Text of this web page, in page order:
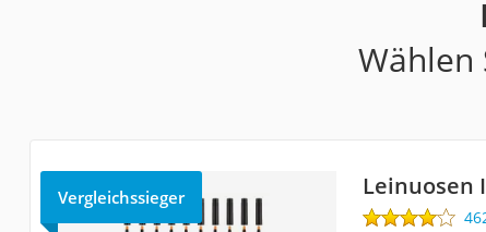
Wählen
Vergleichssieger Leinuosen